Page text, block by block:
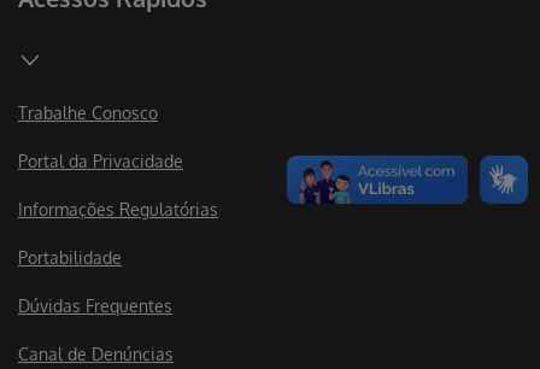
Trabalhe Conosco
Portal da Privacidade
Informações Regulatórias
Portabilidade
Dúvidas Frequentes
Canal de Denúncias